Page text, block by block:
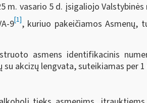
m. vasario 5 d. įsigaliojo
9[1], kuriuo pakeičiamos Asmenų,
asmens identifikacinis
su akcizų lengvata, suteikiamas